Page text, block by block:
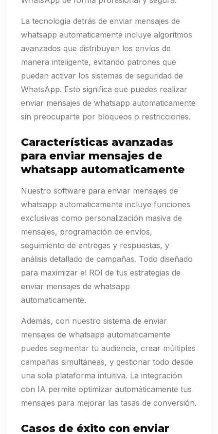
La tecnología detrás de enviar mensajes de
whatsapp automaticamente incluye algoritmos
avanzados que distribuyen los envíos de
manera inteligente, evitando patrones que
puedan activar los sistemas de seguridad de
WhatsApp. Esto significa que puedes realizar
enviar mensajes de whatsapp automaticamente
sin preocuparte por bloqueos o restricciones.
Características avanzadas
para enviar mensajes de
whatsapp automaticamente
Nuestro software para enviar mensajes de
whatsapp automaticamente incluye funciones
exclusivas como personalización masiva de
mensajes, programación de envíos,
seguimiento de entregas y respuestas, y
análisis detallado de campañas. Todo diseñado
para maximizar el ROI de tus estrategias de
enviar mensajes de whatsapp
automaticamente.
Además, con nuestro sistema de enviar
mensajes de whatsapp automaticamente
puedes segmentar tu audiencia, crear múltiples
campañas simultáneas, y gestionar todo desde
una sola plataforma intuitiva. La integración
con IA permite optimizar automáticamente tus
mensajes para mejorar las tasas de conversión.
Casos de éxito con enviar